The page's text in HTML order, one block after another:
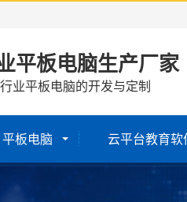
平板电脑生产厂家
业平板电脑的开发与定制
平板电脑 云平台教育软